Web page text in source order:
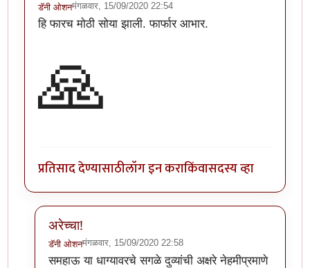
डॅनी ओशनमंगळवार, 15/09/2020 22:54
हि फारच मोठी सोया झाली. फार्फार आभार.
🙏
प्रतिसाद देण्यासाठीलॉग इन कराकिंवासदस्य व्हा
अरेच्चा!
डॅनी ओशनमंगळवार, 15/09/2020 22:58
In reply toअर्रे व्वा ! byडॅनी ओशन
समहाऊ या धाग्यावरचे सगळे दुव्यांची अक्षरे नेहमीप्रमाणे